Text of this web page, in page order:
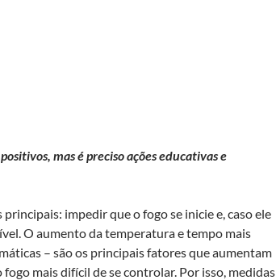
mas é preciso ações educativas e
impedir que o fogo se inicie e, caso ele
O aumento da temperatura e tempo mais
– são os principais fatores que aumentam
mais difícil de se controlar. Por isso, medidas